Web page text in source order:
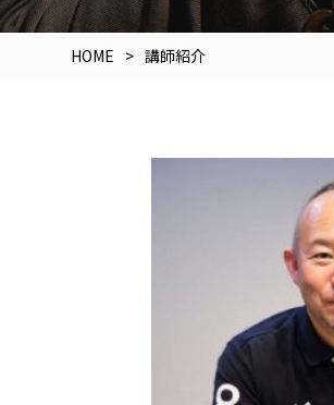
HOME 講師紹介